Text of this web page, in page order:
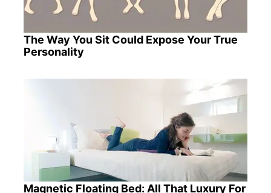
The Way You Sit Could Expose Your True
Personality
Magnetic Floating Bed: All That Luxury For